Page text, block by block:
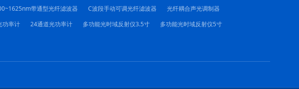
带通型光纤滤波器 C波段手动可调光纤滤波器
光纤耦合声光调制器
功率计 24通道光功率计 多功能光时域反射仪3.5寸
多功能光时域反射仪5寸